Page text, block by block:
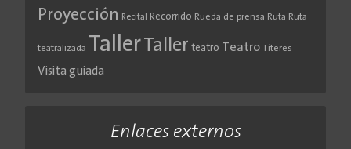
Proyección Recital Recorrido Rueda de prensa Ruta Ruta
teatralizada TallerTaller teatro Teatro Títeres
Visita guiada
Enlaces externos